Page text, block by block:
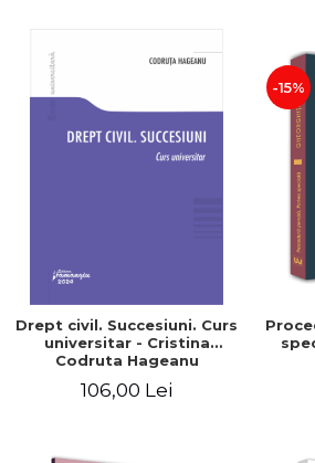
Drept civil. Succesiuni. Curs
universitar - Cristina
Codruta Hageanu
106,00 Lei
-15%